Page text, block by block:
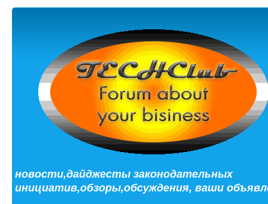
новости,дайджесты законодательных
инициатив,обзоры,обсуждения, ваши